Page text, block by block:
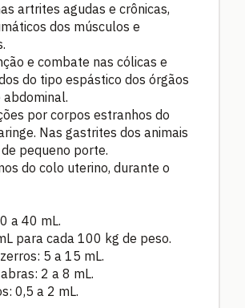
artrites agudas e crônicas,
dos músculos e
e combate nas cólicas e
do tipo espástico dos órgãos
abdominal.
por corpos estranhos do
Nas gastrites dos animais
pequeno porte.
do colo uterino, durante o
a 40 mL.
para cada 100 kg de peso.
5 a 15 mL.
2 a 8 mL.
0,5 a 2 mL.